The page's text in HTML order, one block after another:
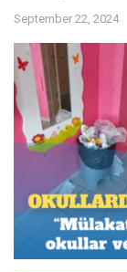
September 22, 2024